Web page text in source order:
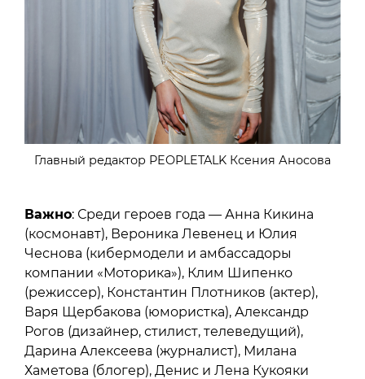
Главный редактор PEOPLETALK Ксения Аносова
Важно: Среди героев года — Анна Кикина
(космонавт), Вероника Левенец и Юлия
Чеснова (кибермодели и амбассадоры
компании «Моторика»), Клим Шипенко
(режиссер), Константин Плотников (актер),
Варя Щербакова (юмористка), Александр
Рогов (дизайнер, стилист, телеведущий),
Дарина Алексеева (журналист), Милана
Хаметова (блогер), Денис и Лена Кукояки